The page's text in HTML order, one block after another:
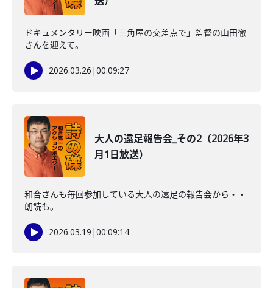
ドキュメンタリー映画「三角屋の交差点で」監督の山田徹
さんを迎えて。
2026.03.26 |00:09:27
大人の遠足報告会_その2（2026年3
月1日放送）
和合さんも毎回参加している大人の遠足の報告会から・・
朗読も。
2026.03.19 |00:09:14